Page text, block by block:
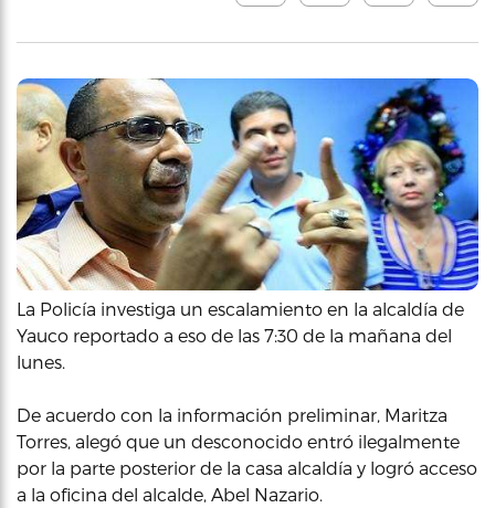
La Policía investiga un escalamiento en la alcaldía de
Yauco reportado a eso de las 7:30 de la mañana del
lunes.
De acuerdo con la información preliminar, Maritza
Torres, alegó que un desconocido entró ilegalmente
por la parte posterior de la casa alcaldía y logró acceso
a la oficina del alcalde, Abel Nazario.